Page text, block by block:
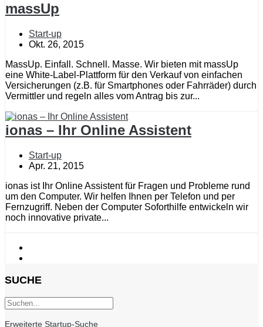
massUp
Start-up
Okt. 26, 2015
MassUp. Einfall. Schnell. Masse. Wir bieten mit massUp
eine White-Label-Plattform für den Verkauf von einfachen
Versicherungen (z.B. für Smartphones oder Fahrräder) durch
Vermittler und regeln alles vom Antrag bis zur...
ionas – Ihr Online Assistent
Start-up
Apr. 21, 2015
ionas ist Ihr Online Assistent für Fragen und Probleme rund
um den Computer. Wir helfen Ihnen per Telefon und per
Fernzugriff. Neben der Computer Soforthilfe entwickeln wir
noch innovative private...
SUCHE
Erweiterte Startup-Suche